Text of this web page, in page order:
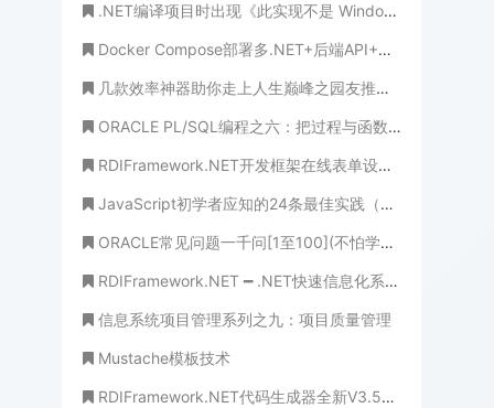
.NET编译项目时出现《此实现不是 Windows 平台 FIPS 验证的加密算法的一部分》处理方法
Docker Compose部署多.NET+后端API+多Vue前端Web 完整记录（含多数据库扩展+实用场景，亲测无坑）
几款效率神器助你走上人生巅峰之园友推荐[收藏]
ORACLE PL/SQL编程之六：把过程与函数说透(穷追猛打，把根儿都拔起!)
RDIFramework.NET开发框架在线表单设计整合工作流程的使用
JavaScript初学者应知的24条最佳实践（译）
ORACLE常见问题一千问[1至100](不怕学不成、就怕心不诚！)
RDIFramework.NET ━ .NET快速信息化系统开发框架 V3.3版本全新发布
信息系统项目管理系列之九：项目质量管理
Mustache模板技术
RDIFramework.NET代码生成器全新V3.5版本发布-重大升级